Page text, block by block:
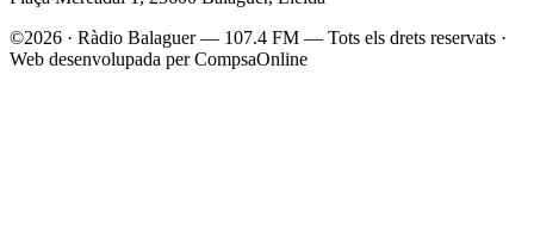
©2026 · Ràdio Balaguer — 107.4 FM — Tots els drets reservats ·
Web desenvolupada per CompsaOnline